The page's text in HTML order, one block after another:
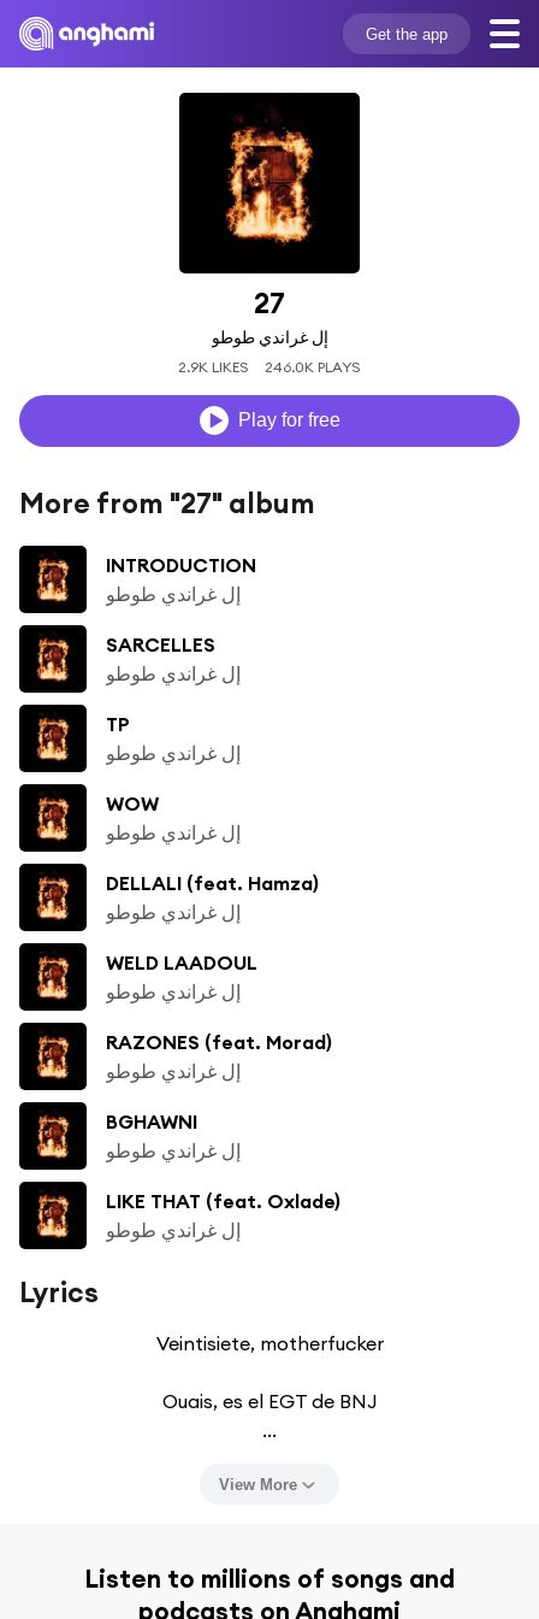
Get the app
27
إل غراندي طوطو
2.9K LIKES 246.0K PLAYS
Play for free
More from "27" album
INTRODUCTION
إل غراندي طوطو
SARCELLES
إل غراندي طوطو
TP
إل غراندي طوطو
WOW
إل غراندي طوطو
DELLALI (feat. Hamza)
إل غراندي طوطو
WELD LAADOUL
إل غراندي طوطو
RAZONES (feat. Morad)
إل غراندي طوطو
BGHAWNI
إل غراندي طوطو
LIKE THAT (feat. Oxlade)
إل غراندي طوطو
Lyrics
Veintisiete, motherfucker
Ouais, es el EGT de BNJ
...
View More
Listen to millions of songs and
podcasts on Anghami